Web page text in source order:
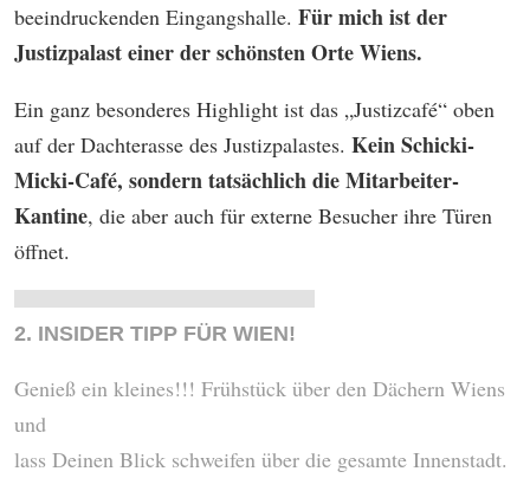
beeindruckenden Eingangshalle. Für mich ist der
Justizpalast einer der schönsten Orte Wiens.
Ein ganz besonderes Highlight ist das „Justizcafé“ oben
auf der Dachterasse des Justizpalastes. Kein Schicki-
Micki-Café, sondern tatsächlich die Mitarbeiter-
Kantine, die aber auch für externe Besucher ihre Türen
öffnet.
2. INSIDER TIPP FÜR WIEN!
Genieß ein kleines!!! Frühstück über den Dächern Wiens
und
lass Deinen Blick schweifen über die gesamte Innenstadt.